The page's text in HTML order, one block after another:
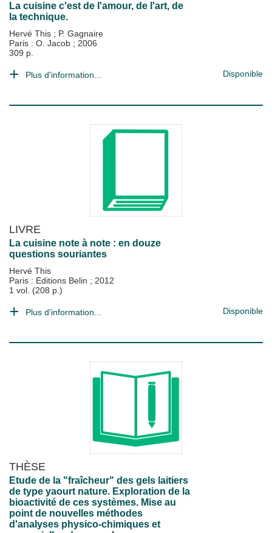
La cuisine c'est de l'amour, de l'art, de
la technique.
Hervé This ; P. Gagnaire
Paris : O. Jacob ; 2006
309 p.
Plus d'information... Disponible
LIVRE
La cuisine note à note : en douze
questions souriantes
Hervé This
Paris : Editions Belin ; 2012
1 vol. (208 p.)
Plus d'information... Disponible
THÈSE
Etude de la "fraîcheur" des gels laitiers
de type yaourt nature. Exploration de la
bioactivité de ces systèmes. Mise au
point de nouvelles méthodes
d'analyses physico-chimiques et